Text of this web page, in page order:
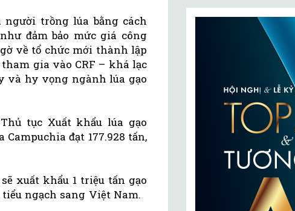
người trồng lúa bằng cách
đảm bảo mức giá công
về tổ chức mới thành lập
gia vào CRF – khá lạc
và hy vọng ngành lúa gạo
tục Xuất khẩu lúa gạo
Campuchia đạt 177.928 tấn,
xuất khẩu 1 triệu tấn gạo
ngạch sang Việt Nam.